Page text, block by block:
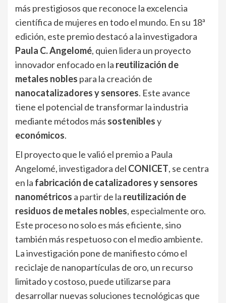
más prestigiosos que reconoce la excelencia
científica de mujeres en todo el mundo. En su 18ª
edición, este premio destacó a la investigadora
Paula C. Angelomé, quien lidera un proyecto
innovador enfocado en la reutilización de
metales nobles para la creación de
nanocatalizadores y sensores. Este avance
tiene el potencial de transformar la industria
mediante métodos más sosteniblesy
económicos.
El proyecto que le valió el premio a Paula
Angelomé, investigadora del CONICET, se centra
en la fabricación de catalizadores y sensores
nanométricos a partir de la reutilización de
residuos de metales nobles, especialmente oro.
Este proceso no solo es más eficiente, sino
también más respetuoso con el medio ambiente.
La investigación pone de manifiesto cómo el
reciclaje de nanopartículas de oro, un recurso
limitado y costoso, puede utilizarse para
desarrollar nuevas soluciones tecnológicas que